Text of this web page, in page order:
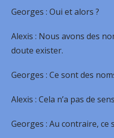
Georges : Oui et alors ?
Alexis : Nous avons des
doute exister.
Georges : Ce sont des
Alexis : Cela n’a pas de
Georges : Au contraire, ce